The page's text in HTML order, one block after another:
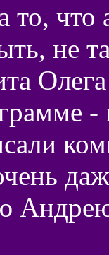
что
не
-